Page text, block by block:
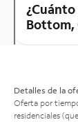
Bottom,
Detalles de la
Oferta por
residenciales